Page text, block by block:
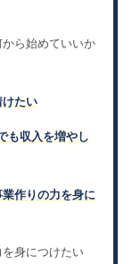
から始めていいか
けたい
も収入を増やし
業作りの力を身に
を身につけたい